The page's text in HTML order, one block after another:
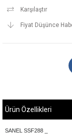
Karşılaştır
Fiyat Düşünce
Ürün Özellikleri
SANEL SSF288 _